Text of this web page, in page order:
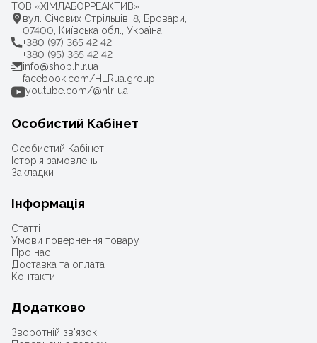
ТОВ «ХІМЛАБОРРЕАКТИВ»
вул. Січових Стрільців, 8, Бровари,
07400, Київська обл., Україна
+380 (97) 365 42 42
+380 (95) 365 42 42
info@shop.hlr.ua
facebook.com/HLRua.group
youtube.com/@hlr-ua
Особистий Кабінет
Особистий Кабінет
Історія замовлень
Закладки
Інформація
Статті
Умови повернення товару
Про нас
Доставка та оплата
Контакти
Додатково
Зворотній зв'язок